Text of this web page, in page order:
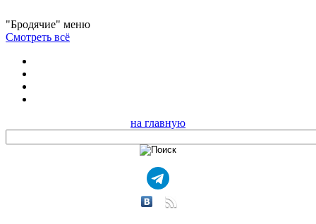
"Бродячие" меню
Смотреть всё
на главную